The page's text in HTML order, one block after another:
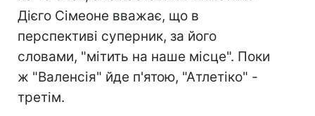
Дієго Сімеоне вважає, що в
перспективі суперник, за його
словами, "мітить на наше місце". Поки
ж "Валенсія" йде п'ятою, "Атлетіко" -
третім.